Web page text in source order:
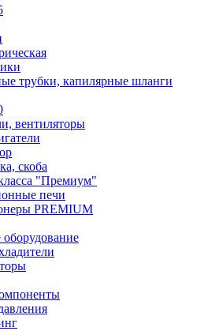
трубки, капилярные шланги
вентиляторы
скоба
"Премиум"
печи
PREMIUM